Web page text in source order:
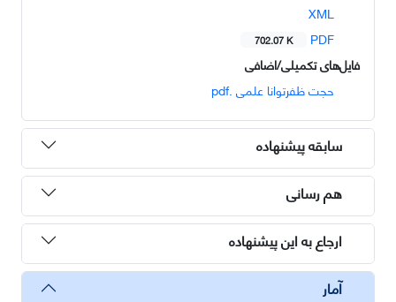
XML
PDF
702.07 K
فایل‌های تکمیلی/اضافی
حجت ظفرتوانا علمی .pdf
سابقه پیشنهاده
هم رسانی
ارجاع به این پیشنهاده
آمار